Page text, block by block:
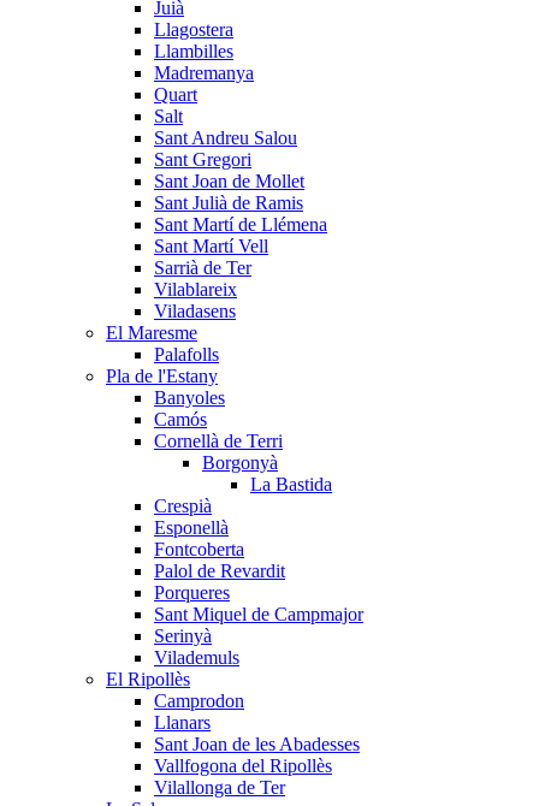
Juià
Llagostera
Llambilles
Madremanya
Quart
Salt
Sant Andreu Salou
Sant Gregori
Sant Joan de Mollet
Sant Julià de Ramis
Sant Martí de Llémena
Sant Martí Vell
Sarrià de Ter
Vilablareix
Viladasens
El Maresme
Palafolls
Pla de l'Estany
Banyoles
Camós
Cornellà de Terri
Borgonyà
La Bastida
Crespià
Esponellà
Fontcoberta
Palol de Revardit
Porqueres
Sant Miquel de Campmajor
Serinyà
Vilademuls
El Ripollès
Camprodon
Llanars
Sant Joan de les Abadesses
Vallfogona del Ripollès
Vilallonga de Ter